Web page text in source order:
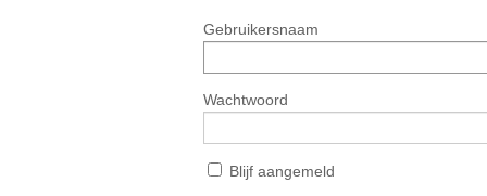
Gebruikersnaam
Wachtwoord
Blijf aangemeld